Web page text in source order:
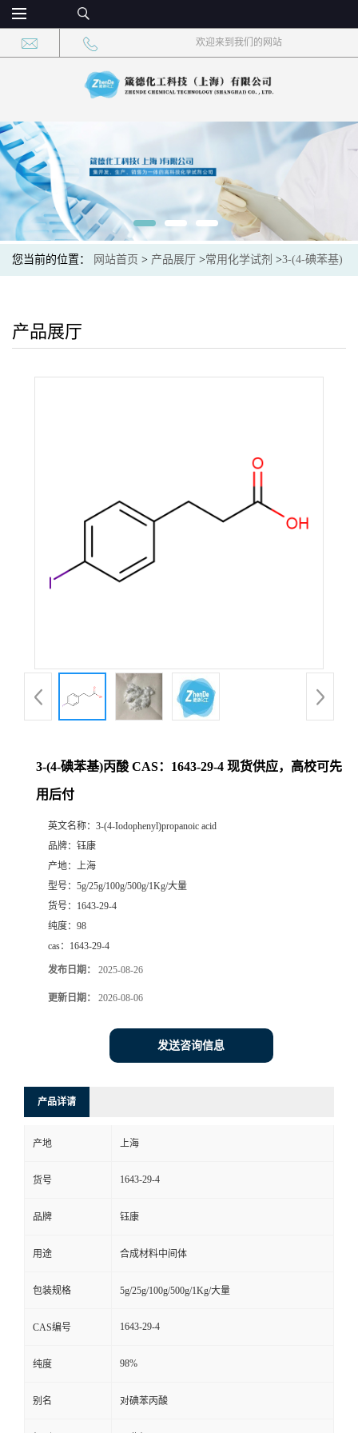
欢迎来到我们的网站
您当前的位置： 网站首页 > 产品展厅 >常用化学试剂 >3-(4-碘苯基)
产品展厅
3-(4-碘苯基)丙酸 CAS：1643-29-4 现货供应，高校可先
用后付
英文名称： 3-(4-Iodophenyl)propanoic acid
品牌： 钰康
产地： 上海
型号： 5g/25g/100g/500g/1Kg/大量
货号： 1643-29-4
纯度： 98
cas： 1643-29-4
发布日期： 2025-08-26
更新日期： 2026-08-06
发送咨询信息
产品详请
产地 上海
货号 1643-29-4
品牌 钰康
用途 合成材料中间体
包装规格 5g/25g/100g/500g/1Kg/大量
CAS编号 1643-29-4
纯度 98%
别名 对碘苯丙酸